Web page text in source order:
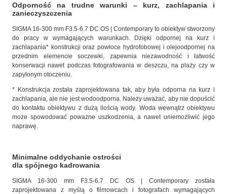
Odporność na trudne warunki – kurz, zachlapania i
zanieczyszczenia
SIGMA 16-300 mm F3.5-6.7 DC OS | Contemporary to obiektyw stworzony
do pracy w wymagających warunkach. Dzięki odpornej na kurz i
zachlapania* konstrukcji oraz powłoce hydrofobowej i olejoodpornej na
przednim elemencie soczewki, zapewnia niezawodność i łatwość
konserwacji nawet podczas fotografowania w deszczu, na plaży czy w
zapylonym otoczeniu.
* Konstrukcja została zaprojektowana tak, aby była odporna na kurz i
zachlapania, ale nie jest wodoodporna. Należy uważać, aby nie dopuścić
do kontaktu obiektywu z dużą ilością wody. Woda wewnątrz obiektywu
może spowodować poważne uszkodzenia, a nawet uniemożliwić jego
naprawę.
Minimalne oddychanie ostrości
dla spójnego kadrowania
SIGMA 16-300 mm F3.5-6.7 DC OS | Contemporary została
zaprojektowana z myślą o filmowcach i fotografach wymagających